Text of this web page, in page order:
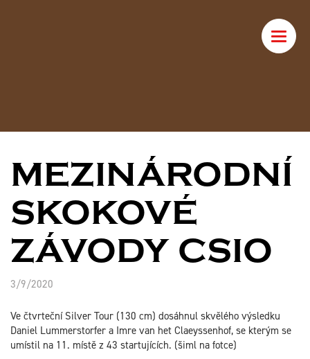
Toggle
MEZINÁRODNÍ
SKOKOVÉ
ZÁVODY CSIO
3/9/2020
Ve čtvrteční Silver Tour (130 cm) dosáhnul skvělého výsledku
Daniel Lummerstorfer a Imre van het Claeyssenhof, se kterým se
umístil na 11. místě z 43 startujících. (šiml na fotce)